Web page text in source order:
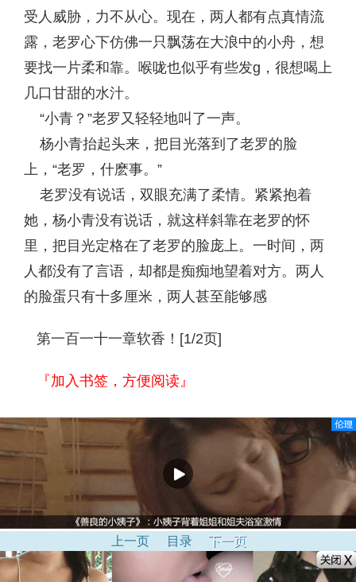
受人威胁，力不从心。现在，两人都有点真情流
露，老罗心下仿佛一只飘荡在大浪中的小舟，想
要找一片柔和靠。喉咙也似乎有些发g，很想喝上
几口甘甜的水汁。
“小青？”老罗又轻轻地叫了一声。
杨小青抬起头来，把目光落到了老罗的脸
上，“老罗，什麽事。”
老罗没有说话，双眼充满了柔情。紧紧抱着
她，杨小青没有说话，就这样斜靠在老罗的怀
里，把目光定格在了老罗的脸庞上。一时间，两
人都没有了言语，却都是痴痴地望着对方。两人
的脸蛋只有十多厘米，两人甚至能够感
第一百一十一章软香！[1/2页]
『加入书签，方便阅读』
上一页 目录 下一页